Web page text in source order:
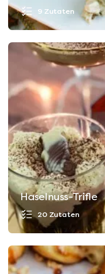
9 Zutaten
Haselnuss-Trifle
20 Zutaten